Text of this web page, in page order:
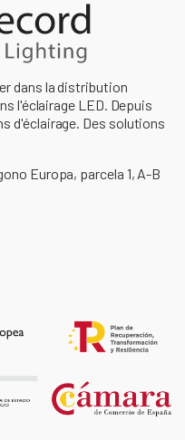
dans la distribution
l'éclairage LED. Depuis
d'éclairage. Des solutions
Europa, parcela 1, A-B